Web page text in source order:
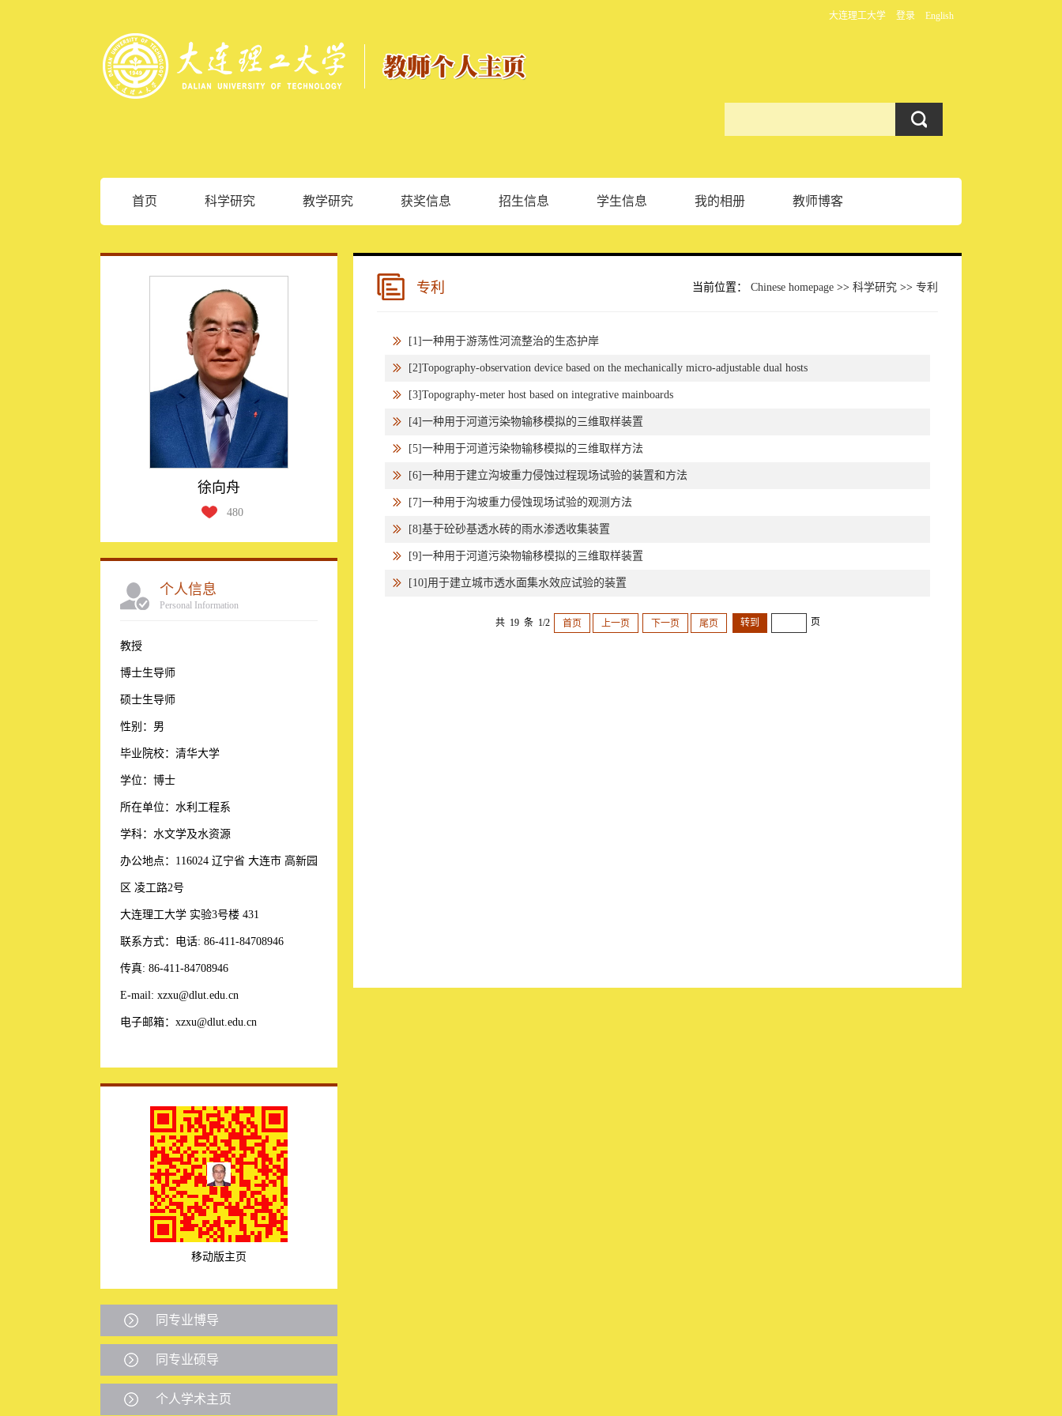
大连理工大学 登录 English
首页 科学研究 教学研究 获奖信息 招生信息 学生信息 我的相册 教师博客
徐向舟
480
个人信息
Personal Information
教授
博士生导师
硕士生导师
性别：男
毕业院校：清华大学
学位：博士
所在单位：水利工程系
学科：水文学及水资源
办公地点：116024 辽宁省 大连市 高新园
区 凌工路2号
大连理工大学 实验3号楼 431
联系方式： 电话: 86-411-84708946
传真: 86-411-84708946
E-mail: xzxu@dlut.edu.cn
电子邮箱： xzxu@dlut.edu.cn
移动版主页
同专业博导
同专业硕导
个人学术主页
专利 当前位置： Chinese homepage >> 科学研究 >> 专利
[1]一种用于游荡性河流整治的生态护岸
[2]Topography-observation device based on the mechanically micro-adjustable dual hosts
[3]Topography-meter host based on integrative mainboards
[4]一种用于河道污染物输移模拟的三维取样装置
[5]一种用于河道污染物输移模拟的三维取样方法
[6]一种用于建立沟坡重力侵蚀过程现场试验的装置和方法
[7]一种用于沟坡重力侵蚀现场试验的观测方法
[8]基于砼砂基透水砖的雨水渗透收集装置
[9]一种用于河道污染物输移模拟的三维取样装置
[10]用于建立城市透水面集水效应试验的装置
共 19 条 1/2 首页 上一页 下一页 尾页 页